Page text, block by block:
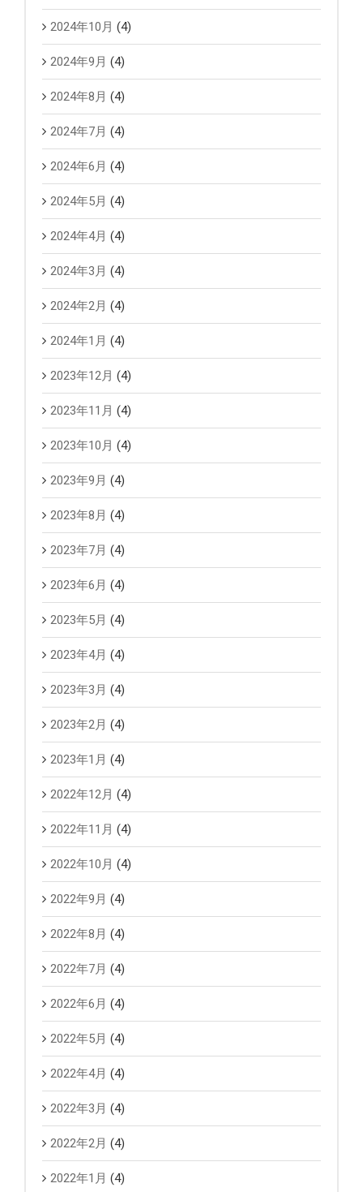
2024年10月 (4)
2024年9月 (4)
2024年8月 (4)
2024年7月 (4)
2024年6月 (4)
2024年5月 (4)
2024年4月 (4)
2024年3月 (4)
2024年2月 (4)
2024年1月 (4)
2023年12月 (4)
2023年11月 (4)
2023年10月 (4)
2023年9月 (4)
2023年8月 (4)
2023年7月 (4)
2023年6月 (4)
2023年5月 (4)
2023年4月 (4)
2023年3月 (4)
2023年2月 (4)
2023年1月 (4)
2022年12月 (4)
2022年11月 (4)
2022年10月 (4)
2022年9月 (4)
2022年8月 (4)
2022年7月 (4)
2022年6月 (4)
2022年5月 (4)
2022年4月 (4)
2022年3月 (4)
2022年2月 (4)
2022年1月 (4)